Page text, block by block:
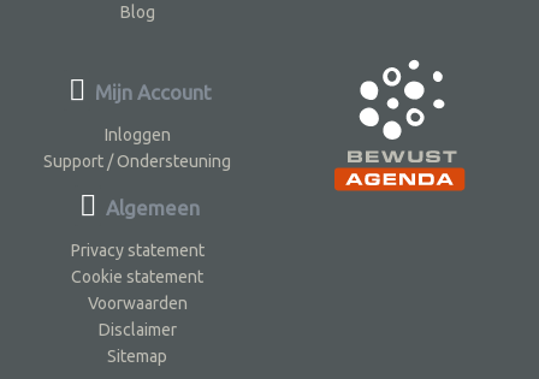
Blog
Mijn Account
Inloggen
Support / Ondersteuning
Algemeen
Privacy statement
Cookie statement
Voorwaarden
Disclaimer
Sitemap